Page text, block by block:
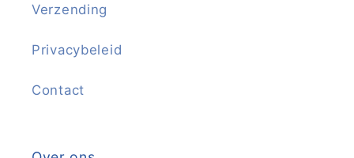
Verzending
Privacybeleid
Contact